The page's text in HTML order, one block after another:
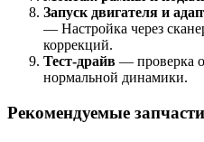
Запуск двигателя и
— Настройка через
коррекций.
Тест-драйв — проверка
нормальной динамики.
Рекомендуемые запчасти